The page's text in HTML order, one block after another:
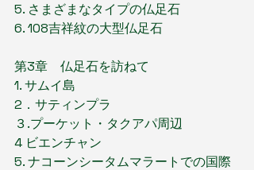
5. さまざまなタイプの仏足石
6. 108吉祥紋の大型仏足石
第3章　仏足石を訪ねて
1. サムイ島
2．サティンプラ
３.プーケット・タクアパ周辺
4 ビエンチャン
5. ナコーンシータムマラートでの国際